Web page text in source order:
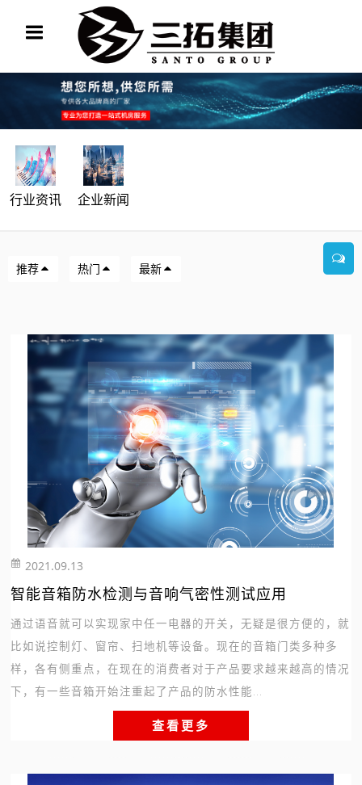
行业资讯 企业新闻
推荐 热门 最新
2021.09.13
智能音箱防水检测与音响气密性测试应用
通过语音就可以实现家中任一电器的开关，无疑是很方便的，就
比如说控制灯、窗帘、扫地机等设备。现在的音箱门类多种多
样，各有侧重点，在现在的消费者对于产品要求越来越高的情况
下，有一些音箱开始注重起了产品的防水性能...
查看更多